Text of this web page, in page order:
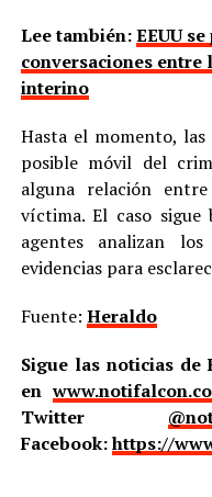
Lee también:EEUU
conversaciones
interino
Hasta el momento,
posible móvil del
alguna relación
víctima. El caso sigue
agentes analizan
evidencias para
Fuente: Heraldo
Sigue las noticias de
en
Twitter
Facebook:https://